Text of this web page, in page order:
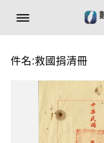
件名:救國捐清冊